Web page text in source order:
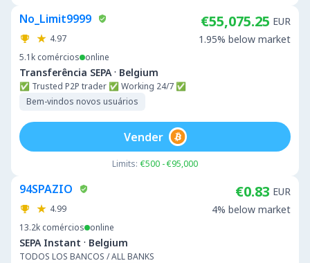
No_Limit9999
4.97
5.1k comércios online
Transferência SEPA · Belgium
✅ Trusted P2P trader ✅ Working 24/7 ✅
Bem-vindos novos usuários
€55,075.25 EUR
1.95% below market
Limits: €500 - €95,000
Vender
94SPAZIO
4.99
13.2k comércios online
SEPA Instant · Belgium
TODOS LOS BANCOS / ALL BANKS
€0.83 EUR
4% below market